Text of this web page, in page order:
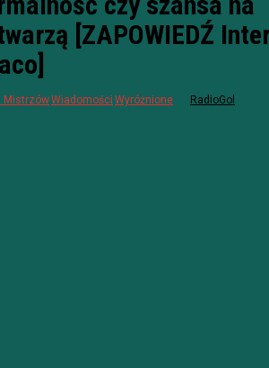
[ZAPOWIEDŹ
MistrzówWiadomości Wyróżnione
RadioGol